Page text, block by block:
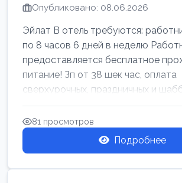
Опубликовано: 08.06.2026
Эйлат В отель требуются:
по 8 часов 6 дней в неделю
предоставляется бесплатное
питание! Зп от 38 шек час, оплата
сверхурочных, праздничных и
закон...
81 просмотров
Подробнее